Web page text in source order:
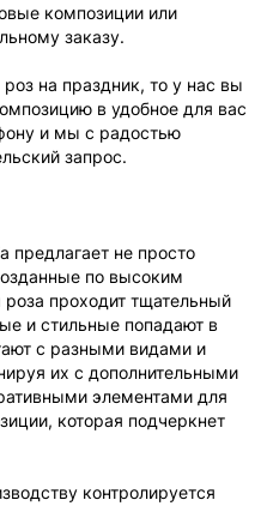
композиции или
заказу.
на праздник, то у нас вы
в удобное для вас
и мы с радостью
запрос.
предлагает не просто
по высоким
проходит тщательный
и стильные попадают в
с разными видами и
их с дополнительными
элементами для
которая подчеркнет
контролируется